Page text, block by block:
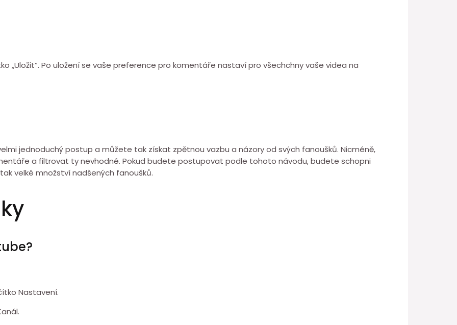
„Uložit“. Po uložení se vaše preference pro komentáře nastaví pro všechchny vaše videa na
jednoduchý postup a můžete tak získat zpětnou vazbu a názory od svých fanoušků. Nicméně,
a filtrovat ty nevhodné. Pokud budete postupovat podle tohoto návodu, budete schopni
velké množství nadšených fanoušků.
Nastavení.